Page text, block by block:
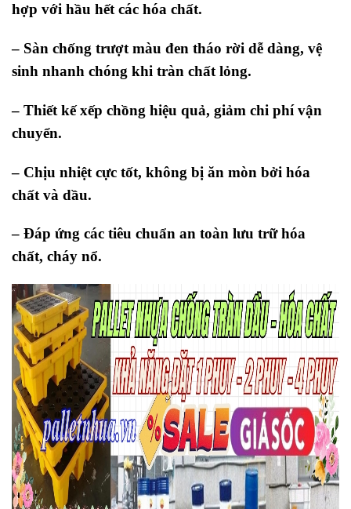
hợp với hầu hết các hóa chất.
– Sàn chống trượt màu đen tháo rời dễ dàng, vệ
sinh nhanh chóng khi tràn chất lỏng.
– Thiết kế xếp chồng hiệu quả, giảm chi phí vận
chuyển.
– Chịu nhiệt cực tốt, không bị ăn mòn bởi hóa
chất và dầu.
– Đáp ứng các tiêu chuẩn an toàn lưu trữ hóa
chất, cháy nổ.